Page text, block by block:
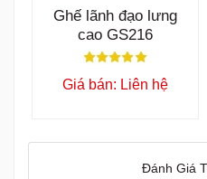
Ghế lãnh đạo lưng
cao GS216
Giá bán: Liên hệ
Đánh Giá